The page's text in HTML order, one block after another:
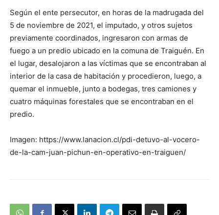
Según el ente persecutor, en horas de la madrugada del
5 de noviembre de 2021, el imputado, y otros sujetos
previamente coordinados, ingresaron con armas de
fuego a un predio ubicado en la comuna de Traiguén. En
el lugar, desalojaron a las víctimas que se encontraban al
interior de la casa de habitación y procedieron, luego, a
quemar el inmueble, junto a bodegas, tres camiones y
cuatro máquinas forestales que se encontraban en el
predio.
Imagen: https://www.lanacion.cl/pdi-detuvo-al-vocero-
de-la-cam-juan-pichun-en-operativo-en-traiguen/